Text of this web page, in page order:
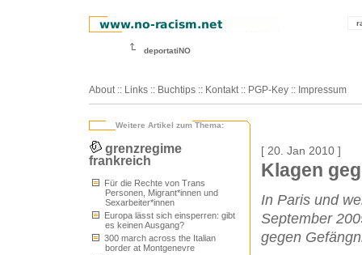
deportatiNO
About :: Links :: Buchtips :: Kontakt :: PGP-Key :: Impressum
Weitere Artikel zum Thema:
grenzregime
frankreich
Für die Rechte von Trans
Personen, Migrant*innen und
Sexarbeiter*innen
Europa lässt sich einsperren: gibt
es keinen Ausgang?
300 march across the Italian
border at Montgenevre
[ 20. Jan 2010 ]
Klagen
In Paris und
September
gegen